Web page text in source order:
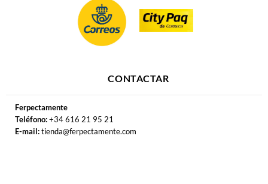
CONTACTAR
Ferpectamente
Teléfono:+34 616 21 95 21
E-mail:tienda@ferpectamente.com